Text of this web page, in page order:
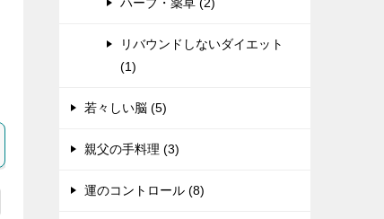
リバウンドしないダイエット
(1)
若々しい脳 (5)
親父の手料理 (3)
運のコントロール (8)